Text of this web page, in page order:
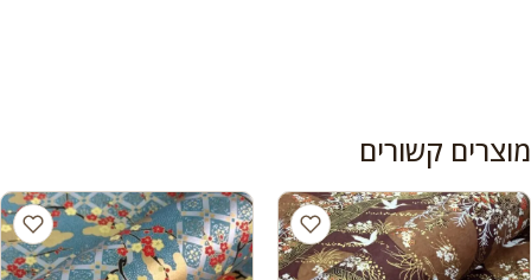
מוצרים קשורים